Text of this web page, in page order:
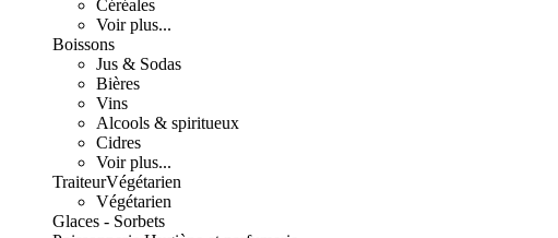
Céréales
Voir plus...
Boissons
Jus & Sodas
Bières
Vins
Alcools & spiritueux
Cidres
Voir plus...
TraiteurVégétarien
Végétarien
Glaces - Sorbets